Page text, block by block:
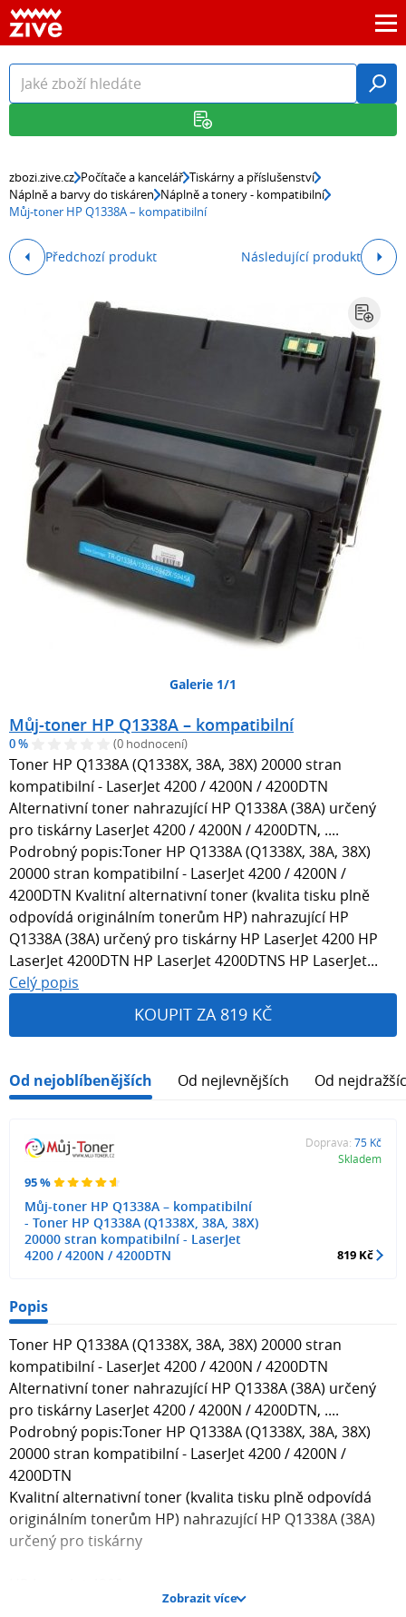
zbozi.zive.cz Počítače a kancelář Tiskárny a příslušenství
Náplně a barvy do tiskáren Náplně a tonery - kompatibilní
Můj-toner HP Q1338A – kompatibilní
Předchozí produkt Následující produkt
Galerie 1/1
Můj-toner HP Q1338A – kompatibilní
0 % (0 hodnocení)
Toner HP Q1338A (Q1338X, 38A, 38X) 20000 stran
kompatibilní - LaserJet 4200 / 4200N / 4200DTN
Alternativní toner nahrazující HP Q1338A (38A) určený
pro tiskárny LaserJet 4200 / 4200N / 4200DTN, ....
Podrobný popis:Toner HP Q1338A (Q1338X, 38A, 38X)
20000 stran kompatibilní - LaserJet 4200 / 4200N /
4200DTN Kvalitní alternativní toner (kvalita tisku plně
odpovídá originálním tonerům HP) nahrazující HP
Q1338A (38A) určený pro tiskárny HP LaserJet 4200 HP
LaserJet 4200DTN HP LaserJet 4200DTNS HP LaserJet...
Celý popis
KOUPIT ZA 819 KČ
Od nejoblíbenějších Od nejlevnějších Od
95 %
Můj-toner HP Q1338A – kompatibilní
- Toner HP Q1338A (Q1338X, 38A, 38X)
20000 stran kompatibilní - LaserJet
4200 / 4200N / 4200DTN
Doprava: 75 Kč
Skladem
819 Kč
Popis
Toner HP Q1338A (Q1338X, 38A, 38X) 20000 stran
kompatibilní - LaserJet 4200 / 4200N / 4200DTN
Alternativní toner nahrazující HP Q1338A (38A) určený
pro tiskárny LaserJet 4200 / 4200N / 4200DTN, ....
Podrobný popis:Toner HP Q1338A (Q1338X, 38A, 38X)
20000 stran kompatibilní - LaserJet 4200 / 4200N /
4200DTN
Kvalitní alternativní toner (kvalita tisku plně odpovídá
originálním tonerům HP) nahrazující HP Q1338A (38A)
určený pro tiskárny
Zobrazit více